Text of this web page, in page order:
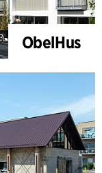
ObelHus